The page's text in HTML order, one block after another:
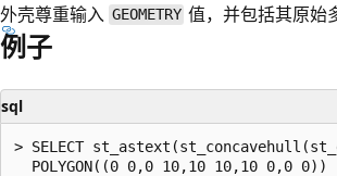
外壳尊重输入 GEOMETRY 值，并包括其原始
例子
sql
> SELECT
  POLYGON((0 0,0 10,10 10,10 0,0 0))